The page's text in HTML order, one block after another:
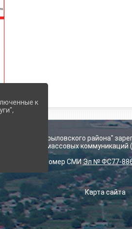
поселения Крыловского района"
технологий и массовых коммуникаций
номер СМИЭл № ФС77-
Карта сайта
к